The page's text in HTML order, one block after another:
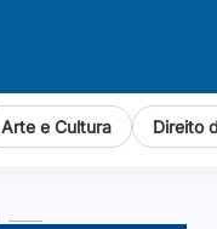
Arte e Cultura Direito